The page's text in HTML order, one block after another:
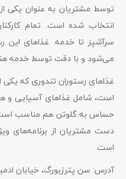
توسط مشتریان به عنوان یکی
انتخاب شده است. تمام
سرآشپز تا خدمه. غذاهای این
می‌شود و با دقت توسط خدمه
غذاهای رستوران تندوری که
است، شامل غذاهای آسیایی و
حساس به گلوتن هم مناسب
دست مشتریان از برنامه‌های
است.
آدرس: سن پترزبورگ، خیابان